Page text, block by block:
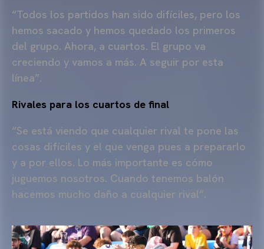
“Todos los partidos han sido difíciles, pero los
hemos sacado y hemos quedado los primeros
del grupo. Ahora, a cuartos. El grupo va
creciendo y vamos a más. A seguir por esta
línea”.
Rivales para los cuartos de final
“Se está viendo que cualquier rival te pone las
cosas difíciles y el que venga pues a prepararlo
y a por ellos. Lo más importante es cómo
juguemos nosotros. Cuando tenemos balón
hacemos mucho daño a cualquier rival”.